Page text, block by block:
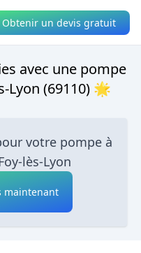
Obtenir un devis gratuit
avec une pompe
Lyon (69110) 🌟
votre pompe à
lès-Lyon
maintenant